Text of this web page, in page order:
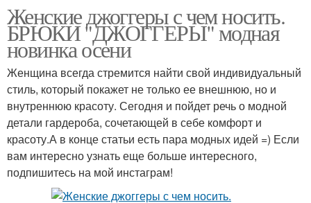
Женские джоггеры с чем носить.
БРЮКИ "ДЖОГГЕРЫ" модная
новинка осени
Женщина всегда стремится найти свой индивидуальный
стиль, который покажет не только ее внешнюю, но и
внутреннюю красоту. Сегодня и пойдет речь о модной
детали гардероба, сочетающей в себе комфорт и
красоту.А в конце статьи есть пара модных идей =) Если
вам интересно узнать еще больше интересного,
подпишитесь на мой инстаграм!